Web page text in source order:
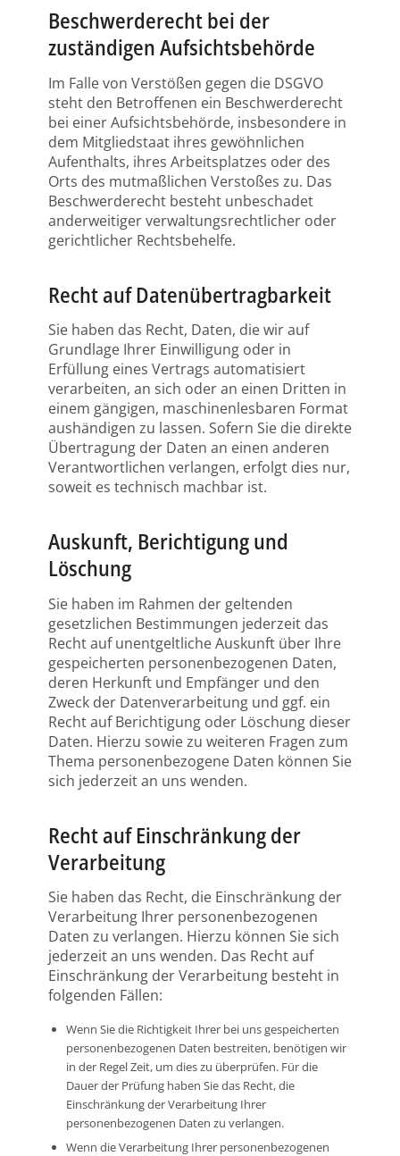
Beschwerde­recht bei der
zuständigen Aufsichts­behörde
Im Falle von Verstößen gegen die DSGVO
steht den Betroffenen ein Beschwerderecht
bei einer Aufsichtsbehörde, insbesondere in
dem Mitgliedstaat ihres gewöhnlichen
Aufenthalts, ihres Arbeitsplatzes oder des
Orts des mutmaßlichen Verstoßes zu. Das
Beschwerderecht besteht unbeschadet
anderweitiger verwaltungsrechtlicher oder
gerichtlicher Rechtsbehelfe.
Recht auf Daten­übertrag­barkeit
Sie haben das Recht, Daten, die wir auf
Grundlage Ihrer Einwilligung oder in
Erfüllung eines Vertrags automatisiert
verarbeiten, an sich oder an einen Dritten in
einem gängigen, maschinenlesbaren Format
aushändigen zu lassen. Sofern Sie die direkte
Übertragung der Daten an einen anderen
Verantwortlichen verlangen, erfolgt dies nur,
soweit es technisch machbar ist.
Auskunft, Berichtigung und
Löschung
Sie haben im Rahmen der geltenden
gesetzlichen Bestimmungen jederzeit das
Recht auf unentgeltliche Auskunft über Ihre
gespeicherten personenbezogenen Daten,
deren Herkunft und Empfänger und den
Zweck der Datenverarbeitung und ggf. ein
Recht auf Berichtigung oder Löschung dieser
Daten. Hierzu sowie zu weiteren Fragen zum
Thema personenbezogene Daten können Sie
sich jederzeit an uns wenden.
Recht auf Einschränkung der
Verarbeitung
Sie haben das Recht, die Einschränkung der
Verarbeitung Ihrer personenbezogenen
Daten zu verlangen. Hierzu können Sie sich
jederzeit an uns wenden. Das Recht auf
Einschränkung der Verarbeitung besteht in
folgenden Fällen:
Wenn Sie die Richtigkeit Ihrer bei uns gespeicherten
personenbezogenen Daten bestreiten, benötigen wir
in der Regel Zeit, um dies zu überprüfen. Für die
Dauer der Prüfung haben Sie das Recht, die
Einschränkung der Verarbeitung Ihrer
personenbezogenen Daten zu verlangen.
Wenn die Verarbeitung Ihrer personenbezogenen